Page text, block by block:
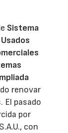
Sistema
renovar
El pasado
por
con